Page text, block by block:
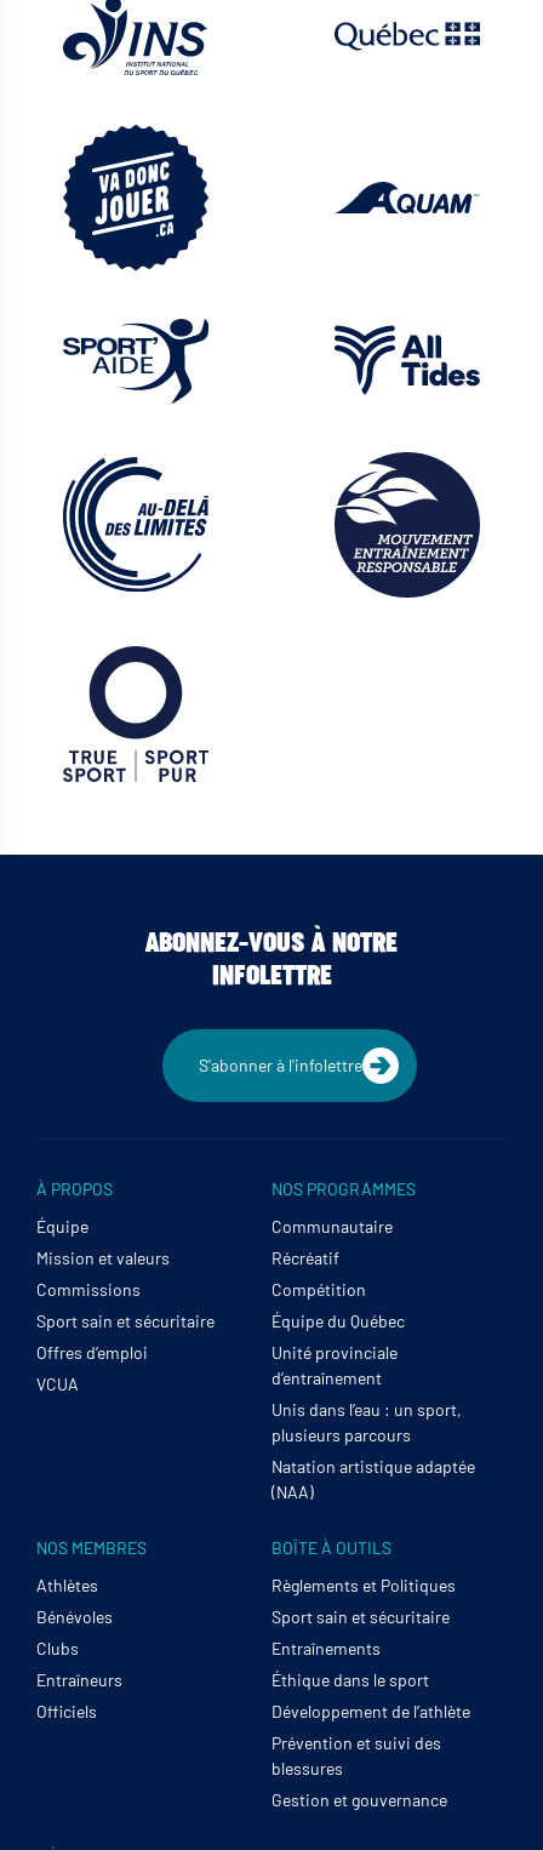
ABONNEZ-VOUS À NOTRE
INFOLETTRE
S'abonner à l'infolettre
À PROPOS
Équipe
Mission et valeurs
Commissions
Sport sain et sécuritaire
Offres d’emploi
VCUA
NOS PROGRAMMES
Communautaire
Récréatif
Compétition
Équipe du Québec
Unité provinciale
d’entraînement
Unis dans l’eau : un sport,
plusieurs parcours
Natation artistique adaptée
(NAA)
NOS MEMBRES
Athlètes
Bénévoles
Clubs
Entraîneurs
Officiels
BOÎTE À OUTILS
Règlements et Politiques
Sport sain et sécuritaire
Entraînements
Éthique dans le sport
Développement de l’athlète
Prévention et suivi des
blessures
Gestion et gouvernance